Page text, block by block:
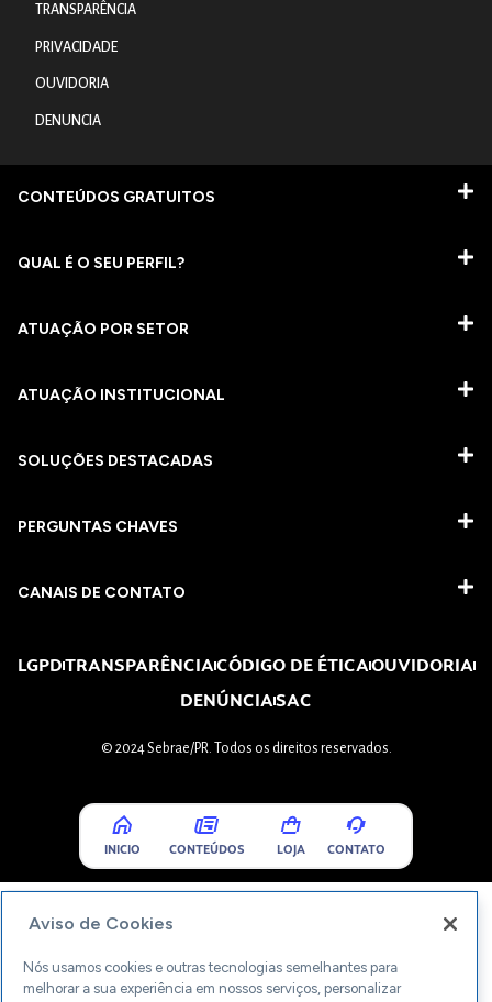
TRANSPARÊNCIA
PRIVACIDADE
OUVIDORIA
DENUNCIA
CONTEÚDOS GRATUITOS
QUAL É O SEU PERFIL?
ATUAÇÃO POR SETOR
ATUAÇÃO INSTITUCIONAL
SOLUÇÕES DESTACADAS
PERGUNTAS CHAVES​
CANAIS DE CONTATO
LGPDTRANSPARÊNCIACÓDIGO DE ÉTICAOUVIDORIA
DENÚNCIASAC
© 2024 Sebrae/PR. Todos os direitos reservados.
INICIO CONTEÚDOS LOJA CONTATO
Aviso de Cookies
Nós usamos cookies e outras tecnologias semelhantes para
melhorar a sua experiência em nossos serviços, personalizar